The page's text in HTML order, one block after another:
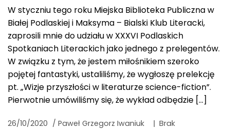
W styczniu tego roku Miejska Biblioteka Publiczna w
Białej Podlaskiej i Maksyma – Bialski Klub Literacki,
zaprosili mnie do udziału w XXXVI Podlaskich
Spotkaniach Literackich jako jednego z prelegentów.
W związku z tym, że jestem miłośnikiem szeroko
pojętej fantastyki, ustaliliśmy, że wygłoszę prelekcję
pt. „Wizje przyszłości w literaturze science-fiction”.
Pierwotnie umówiliśmy się, że wykład odbędzie […]
26/10/2020 / Paweł Grzegorz Iwaniuk | Brak